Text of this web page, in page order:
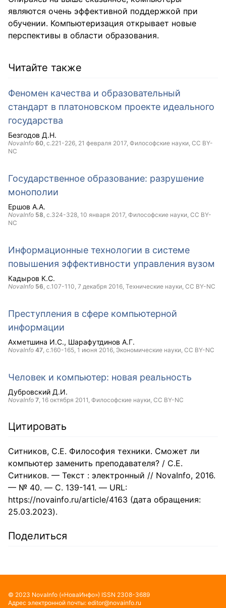
являются очень эффективной поддержкой при
обучении. Компьютеризация открывает новые
перспективы в области образования.
Читайте также
Феномен качества и образовательный
стандарт в платоновском проекте идеального
государства
Безгодов Д.Н.
NovaInfo 60, с.221-226, 21 февраля 2017, Философские науки, CC BY-
NC
Государственное образование: разрушение
монополии
Ершов А.А.
NovaInfo 58, с.324-328, 10 января 2017, Философские науки, CC BY-
NC
Информационные технологии в системе
повышения эффективности управления вузом
Кадыров К.С.
NovaInfo 56, с.107-110, 7 декабря 2016, Технические науки, CC BY-NC
Преступления в сфере компьютерной
информации
Ахметшина И.С. Шарафутдинов А.Г.
NovaInfo 47, с.160-165, 1 июня 2016, Экономические науки, CC BY-NC
Человек и компьютер: новая реальность
Дубровский Д.И.
NovaInfo 7, 16 октября 2011, Философские науки, CC BY-NC
Цитировать
Ситников, С.Е. Философия техники. Сможет ли
компьютер заменить преподавателя? / С.Е.
Ситников. — Текст : электронный // NovaInfo, 2016.
— № 40. — С. 139-141. — URL:
https://novainfo.ru/article/4163 (дата обращения:
25.03.2023).
Поделиться
© 2023 NovaInfo («НоваИнфо») ISSN 2308-3689
Адрес электронной почты: editor@novainfo.ru